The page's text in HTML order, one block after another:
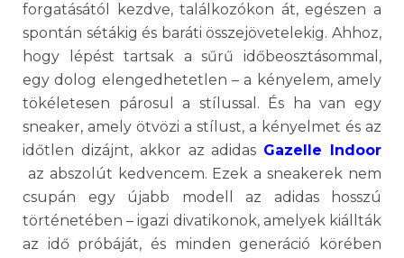
forgatásától kezdve, találkozókon át, egészen a
spontán sétákig és baráti összejövetelekig. Ahhoz,
hogy lépést tartsak a sűrű időbeosztásommal,
egy dolog elengedhetetlen – a kényelem, amely
tökéletesen párosul a stílussal. És ha van egy
sneaker, amely ötvözi a stílust, a kényelmet és az
időtlen dizájnt, akkor az adidas Gazelle Indoor
az abszolút kedvencem. Ezek a sneakerek nem
csupán egy újabb modell az adidas hosszú
történetében – igazi divatikonok, amelyek kiállták
az idő próbáját, és minden generáció körében